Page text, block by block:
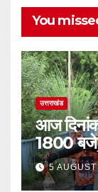
You
उत्तराखंड
आज
1800 बजे
भक्त जल
चुके
5